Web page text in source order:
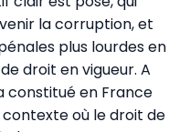
la corruption, et
plus lourdes en
droit en vigueur. A
constitué en France
où le droit de